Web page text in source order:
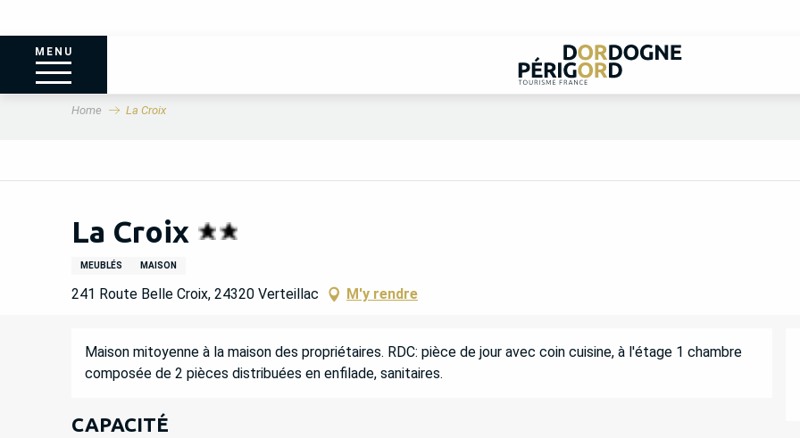
MENU
Home La Croix
La Croix
MEUBLÉS MAISON
241 Route Belle Croix, 24320 Verteillac M'y rendre
DESCRIPTION
Maison mitoyenne à la maison des propriétaires. RDC: pièce de jour avec coin cuisine, à l'étage 1 chambre
composée de 2 pièces distribuées en enfilade, sanitaires.
CAPACITÉ